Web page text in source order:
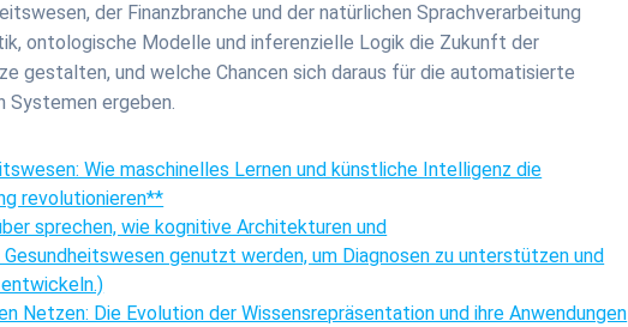
der Finanzbranche und der natürlichen Sprachverarbeitung
ontologische Modelle und inferenzielle Logik die Zukunft der
gestalten, und welche Chancen sich daraus für die automatisierte
Systemen ergeben.
Wie maschinelles Lernen und künstliche Intelligenz die
revolutionieren**
sprechen, wie kognitive Architekturen und
genutzt werden, um Diagnosen zu unterstützen und
Netzen: Die Evolution der Wissensrepräsentation und ihre Anwendungen